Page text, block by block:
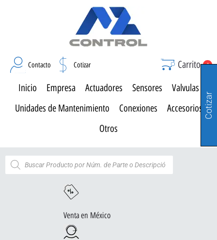
Contacto Cotizar Carrito 0
Inicio Empresa Actuadores Sensores
Valvulas
Unidades de Mantenimiento
Conexiones
Accesorios
Otros
Venta en México
Cotizar